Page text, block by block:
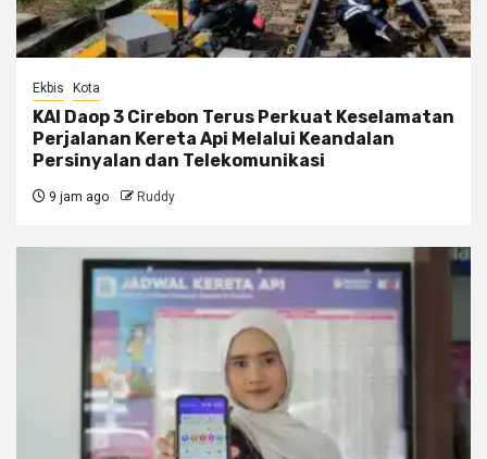
Ekbis Kota
KAI Daop 3 Cirebon Terus Perkuat Keselamatan
Perjalanan Kereta Api Melalui Keandalan
Persinyalan dan Telekomunikasi
9 jam ago Ruddy